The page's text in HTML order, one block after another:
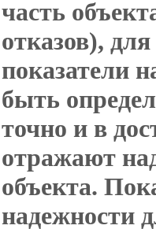
часть
отказов),
показатели
быть
точно и в
отражают
объекта.
надежности